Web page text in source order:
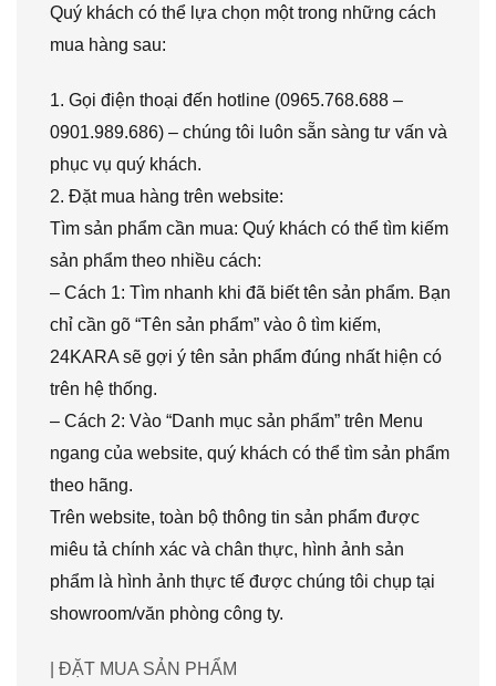
Quý khách có thể lựa chọn một trong những cách
mua hàng sau:
1. Gọi điện thoại đến hotline (0965.768.688 –
0901.989.686) – chúng tôi luôn sẵn sàng tư vấn và
phục vụ quý khách.
2. Đặt mua hàng trên website:
Tìm sản phẩm cần mua: Quý khách có thể tìm kiếm
sản phẩm theo nhiều cách:
– Cách 1: Tìm nhanh khi đã biết tên sản phẩm. Bạn
chỉ cần gõ “Tên sản phẩm” vào ô tìm kiếm,
24KARA sẽ gợi ý tên sản phẩm đúng nhất hiện có
trên hệ thống.
– Cách 2: Vào “Danh mục sản phẩm” trên Menu
ngang của website, quý khách có thể tìm sản phẩm
theo hãng.
Trên website, toàn bộ thông tin sản phẩm được
miêu tả chính xác và chân thực, hình ảnh sản
phẩm là hình ảnh thực tế được chúng tôi chụp tại
showroom/văn phòng công ty.
| ĐẶT MUA SẢN PHẨM